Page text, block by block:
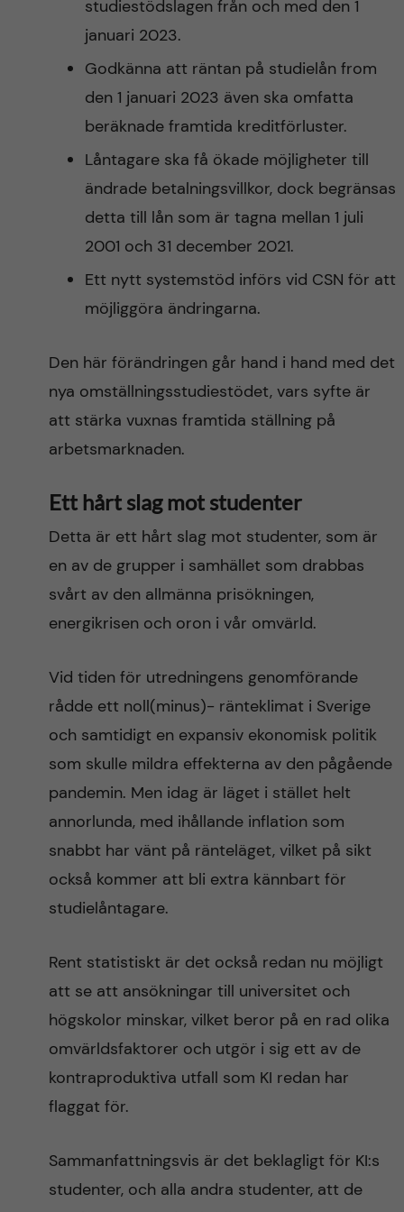
studiestödslagen från och med den 1
januari 2023.
Godkänna att räntan på studielån from
den 1 januari 2023 även ska omfatta
beräknade framtida kreditförluster.
Låntagare ska få ökade möjligheter till
ändrade betalningsvillkor, dock begränsas
detta till lån som är tagna mellan 1 juli
2001 och 31 december 2021.
Ett nytt systemstöd införs vid CSN för att
möjliggöra ändringarna.
Den här förändringen går hand i hand med det
nya omställningsstudiestödet, vars syfte är
att stärka vuxnas framtida ställning på
arbetsmarknaden.
Ett hårt slag mot studenter
Detta är ett hårt slag mot studenter, som är
en av de grupper i samhället som drabbas
svårt av den allmänna prisökningen,
energikrisen och oron i vår omvärld.
Vid tiden för utredningens genomförande
rådde ett noll(minus)- ränteklimat i Sverige
och samtidigt en expansiv ekonomisk politik
som skulle mildra effekterna av den pågående
pandemin. Men idag är läget i stället helt
annorlunda, med ihållande inflation som
snabbt har vänt på ränteläget, vilket på sikt
också kommer att bli extra kännbart för
studielåntagare.
Rent statistiskt är det också redan nu möjligt
att se att ansökningar till universitet och
högskolor minskar, vilket beror på en rad olika
omvärldsfaktorer och utgör i sig ett av de
kontraproduktiva utfall som KI redan har
flaggat för.
Sammanfattningsvis är det beklagligt för KI:s
studenter, och alla andra studenter, att de